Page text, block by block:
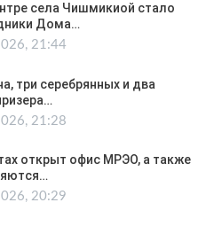
села Чишмикиой стало
Дома…
21:44
три серебрянных и два
21:28
открыт офис МРЭО, а также
20:29